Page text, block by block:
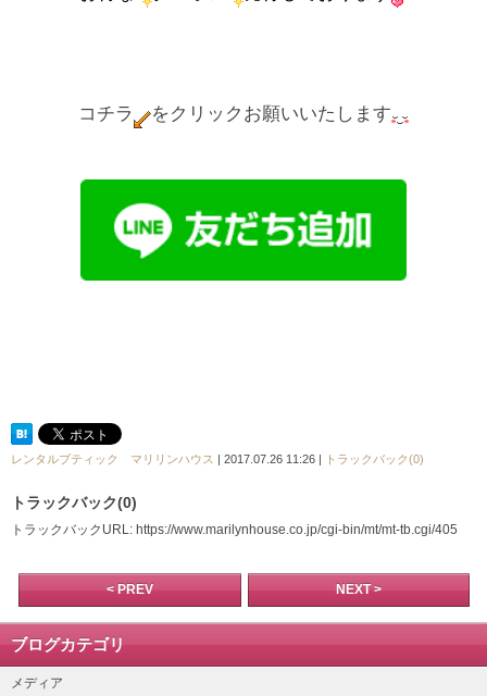
コチラ をクリックお願いいたします
レンタルブティック マリリンハウス | 2017.07.26 11:26 | トラックバック(0)
トラックバック(0)
トラックバックURL: https://www.marilynhouse.co.jp/cgi-bin/mt/mt-tb.cgi/405
< PREV NEXT >
ブログカテゴリ
メディア